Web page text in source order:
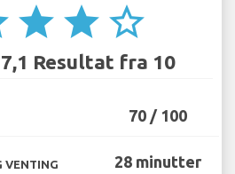
star star star_border
Resultat fra 10
70 / 100
VENTING 28 minutter